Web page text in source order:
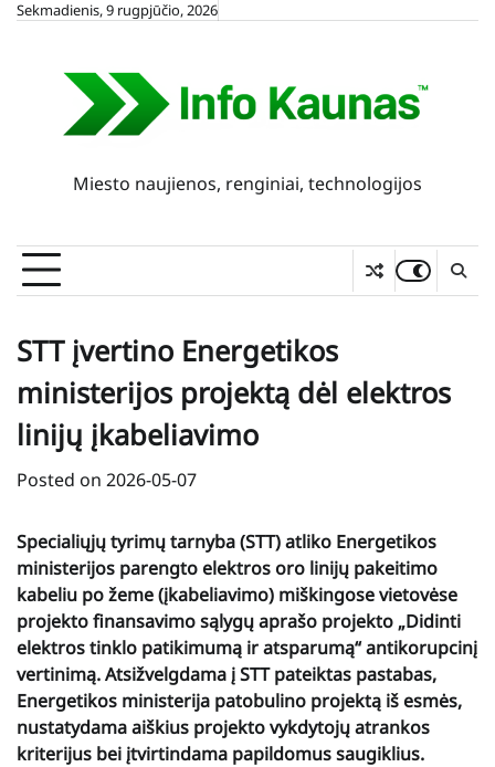
SkipSekmadienis, 9 rugpjūčio, 2026
Miesto naujienos, renginiai, technologijos
STT įvertino Energetikos
ministerijos projektą dėl elektros
linijų įkabeliavimo
Posted on 2026-05-07
Specialiųjų tyrimų tarnyba (STT) atliko Energetikos
ministerijos parengto elektros oro linijų pakeitimo
kabeliu po žeme (įkabeliavimo) miškingose vietovėse
projekto finansavimo sąlygų aprašo projekto „Didinti
elektros tinklo patikimumą ir atsparumą“ antikorupcinį
vertinimą. Atsižvelgdama į STT pateiktas pastabas,
Energetikos ministerija patobulino projektą iš esmės,
nustatydama aiškius projekto vykdytojų atrankos
kriterijus bei įtvirtindama papildomus saugiklius.